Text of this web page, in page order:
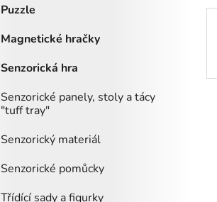
Puzzle
Magnetické hračky
Senzorická hra
Senzorické panely, stoly a tácy
"tuff tray"
Senzorický materiál
Senzorické pomůcky
Třídící sady a figurky